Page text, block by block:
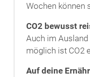
Wochen können
CO2 bewusst
Auch im
möglich ist CO2
Auf deine